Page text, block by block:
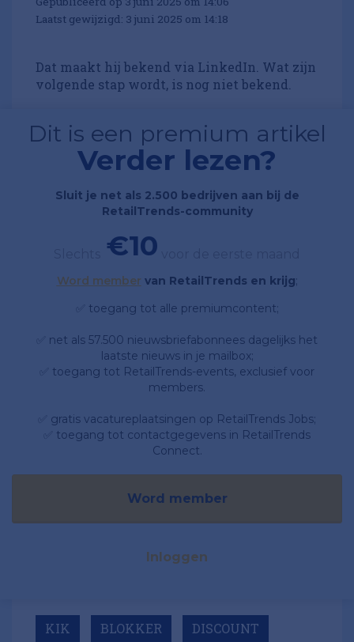
Laatst gewijzigd: 3 juni 2025 om 14:18
Dat maakt hij bekend via LinkedIn. Wat zijn
volgende stap wordt, is nog niet bekend.
Dit is een premium artikel
Verder lezen?
Sluit je net als 2.500 bedrijven aan bij de
RetailTrends-community
€10
Word member van RetailTrends en krijg;
✅ toegang tot alle premiumcontent;
✅ net als 57.500 nieuwsbriefabonnees dagelijks het
laatste nieuws in je mailbox;
✅ toegang tot RetailTrends-events, exclusief voor
members.
✅ gratis vacatureplaatsingen op RetailTrends Jobs;
✅ toegang tot contactgegevens in RetailTrends
Connect.
Word member
Inloggen
KIK BLOKKER DISCOUNT